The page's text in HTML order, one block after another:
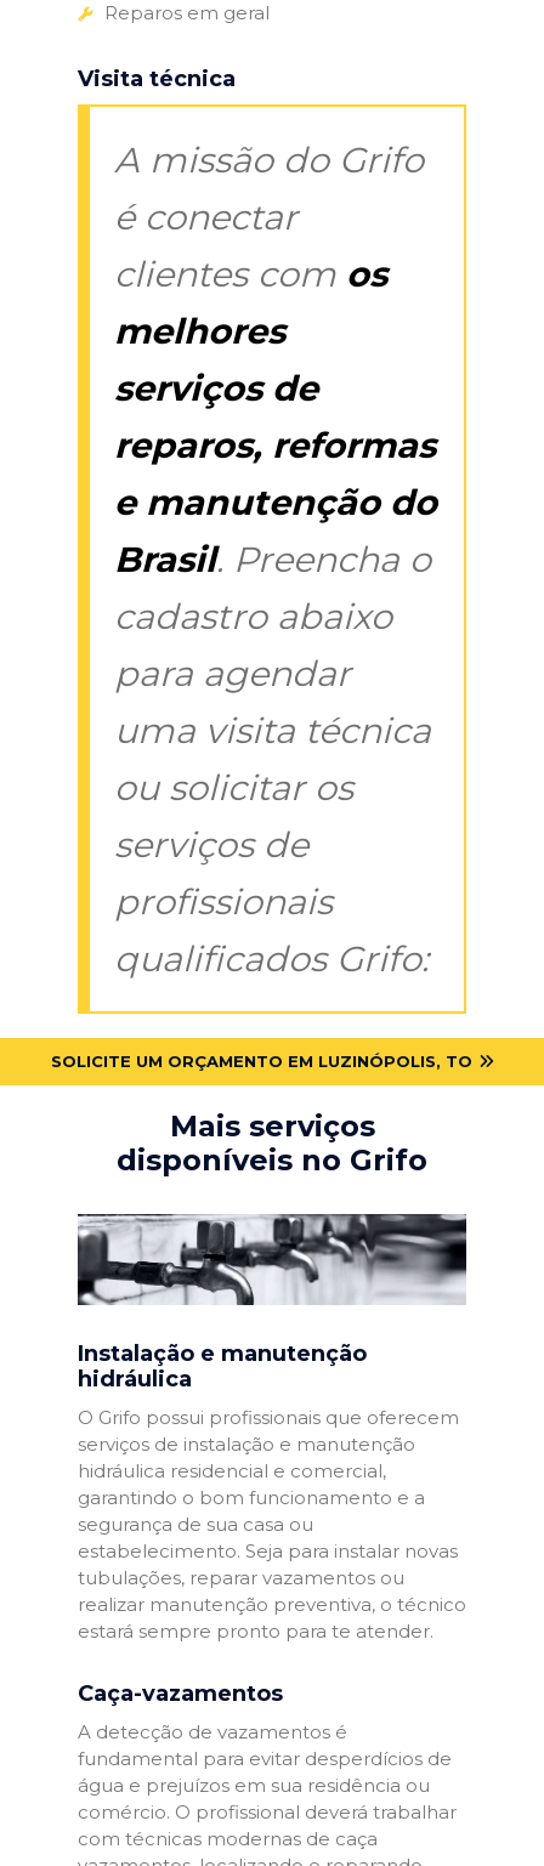
Reparos em geral
Visita técnica
A missão do Grifo
é conectar
clientes com os
melhores
serviços de
reparos, reformas
e manutenção do
Brasil. Preencha o
cadastro abaixo
para agendar
uma visita técnica
ou solicitar os
serviços de
profissionais
qualificados Grifo:
SOLICITE UM ORÇAMENTO EM LUZINÓPOLIS, TO
Mais serviços
disponíveis no Grifo
Instalação e manutenção
hidráulica
O Grifo possui profissionais que oferecem
serviços de instalação e manutenção
hidráulica residencial e comercial,
garantindo o bom funcionamento e a
segurança de sua casa ou
estabelecimento. Seja para instalar novas
tubulações, reparar vazamentos ou
realizar manutenção preventiva, o técnico
estará sempre pronto para te atender.
Caça-vazamentos
A detecção de vazamentos é
fundamental para evitar desperdícios de
água e prejuízos em sua residência ou
comércio. O profissional deverá trabalhar
com técnicas modernas de caça